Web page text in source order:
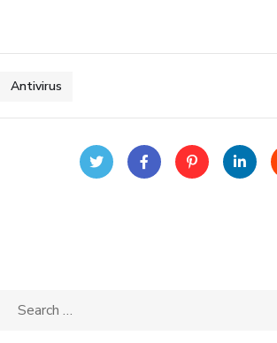
Antivirus